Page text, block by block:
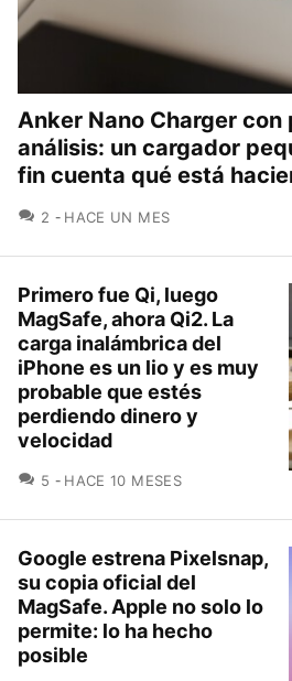
Anker Nano Charger con
análisis: un cargador
fin cuenta qué está
2 COMENTARIOS
HACE UN MES
Primero fue Qi, luego
MagSafe, ahora Qi2. La
carga inalámbrica del
iPhone es un lio y es muy
probable que estés
perdiendo dinero y
velocidad
5 COMENTARIOS
HACE 10 MESES
Google estrena Pixelsnap,
su copia oficial del
MagSafe. Apple no solo lo
permite: lo ha hecho
posible